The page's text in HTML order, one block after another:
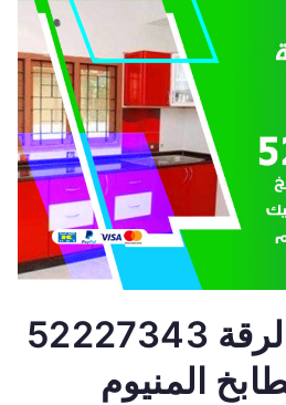
فني المنيوم الرقة 52227343
المنيوم